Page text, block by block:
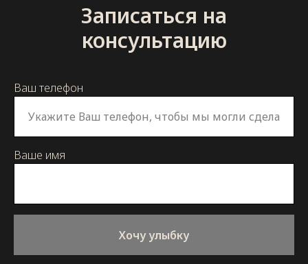
Записаться на
консультацию
Ваш телефон
Ваше имя
Хочу улыбку